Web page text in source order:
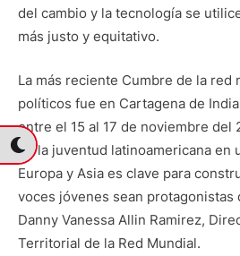
del cambio y la tecnología se
más justo y equitativo.
La más reciente Cumbre de la red
políticos fue en Cartagena de
entre el 15 al 17 de noviembre del
de la juventud latinoamericana en
Europa y Asia es clave para
voces jóvenes sean protagonistas
Danny Vanessa Allin Ramirez,
Territorial de la Red Mundial.